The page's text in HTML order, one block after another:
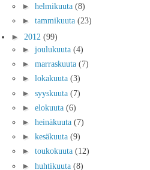
► helmikuuta (8)
► tammikuuta (23)
► 2012 (99)
► joulukuuta (4)
► marraskuuta (7)
► lokakuuta (3)
► syyskuuta (7)
► elokuuta (6)
► heinäkuuta (7)
► kesäkuuta (9)
► toukokuuta (12)
► huhtikuuta (8)